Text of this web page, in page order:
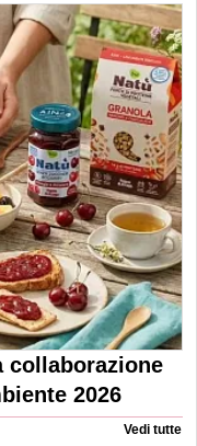
collaborazione
2026
Vedi tutte